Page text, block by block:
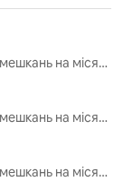
Оренда помешкань на місяць
Оренда помешкань на місяць
Оренда помешкань на місяць